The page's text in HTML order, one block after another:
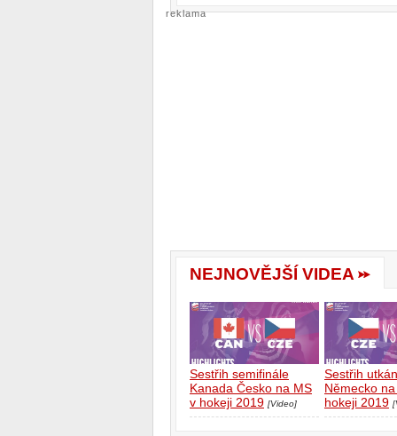
reklama
NEJNOVĚJŠÍ VIDEA
Sestřih semifinále
Kanada Česko na MS
v hokeji 2019 [Video]
Sestřih
Německo
hokeji 2019